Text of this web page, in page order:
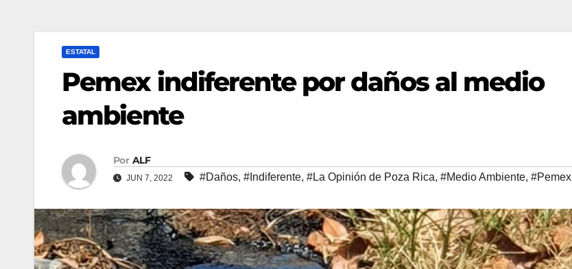
ESTATAL
Pemex indiferente por daños al medio
ambiente
Por ALF
JUN 7, 2022 #Daños, #Indiferente, #La Opinión de Poza Rica, #Medio Ambiente, #Pemex